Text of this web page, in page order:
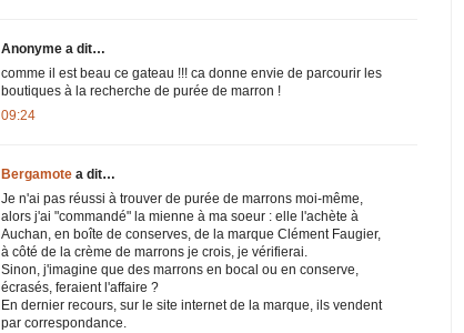
Anonyme a dit…
comme il est beau ce gateau !!! ca donne envie de parcourir les
boutiques à la recherche de purée de marron !
09:24
Bergamote a dit…
Je n'ai pas réussi à trouver de purée de marrons moi-même,
alors j'ai "commandé" la mienne à ma soeur : elle l'achète à
Auchan, en boîte de conserves, de la marque Clément Faugier,
à côté de la crème de marrons je crois, je vérifierai.
Sinon, j'imagine que des marrons en bocal ou en conserve,
écrasés, feraient l'affaire ?
En dernier recours, sur le site internet de la marque, ils vendent
par correspondance.